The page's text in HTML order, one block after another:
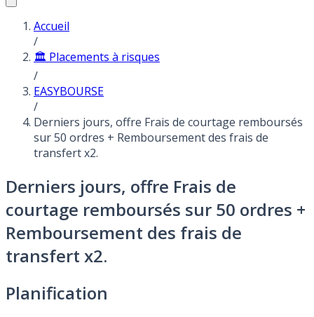
Accueil
/
🏛️ Placements à risques
/
EASYBOURSE
/
Derniers jours, offre Frais de courtage remboursés
sur 50 ordres + Remboursement des frais de
transfert x2.
Derniers jours, offre Frais de
courtage remboursés sur 50 ordres +
Remboursement des frais de
transfert x2.
Planification